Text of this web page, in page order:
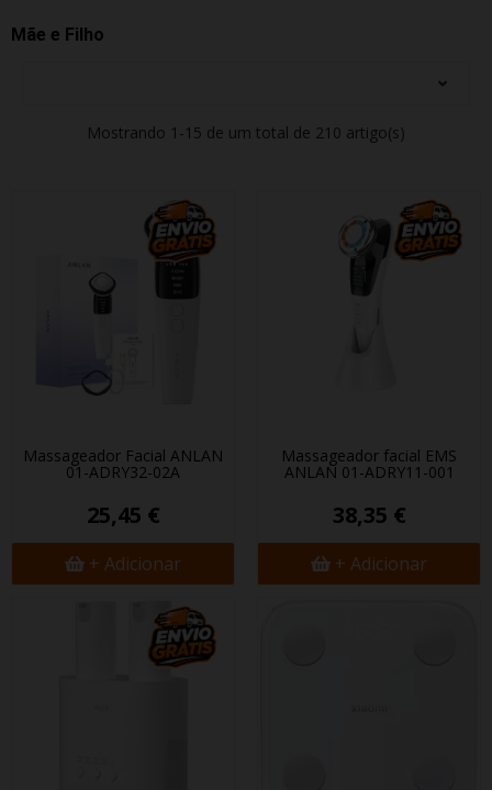
Mãe e Filho
Mostrando 1-15 de um total de 210 artigo(s)
Massageador Facial ANLAN
01-ADRY32-02A
25,45 €
+ Adicionar
Massageador facial EMS
ANLAN 01-ADRY11-001
38,35 €
+ Adicionar